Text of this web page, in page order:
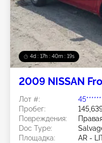
4d : 17h : 40m : 17s
2009 NISSAN
Лот #:
45******
Пробег:
Повреждения:
Doc Type:
Площадка:
AR -